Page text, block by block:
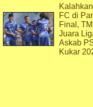
FC di
Final,
Juara
Askab
Kukar